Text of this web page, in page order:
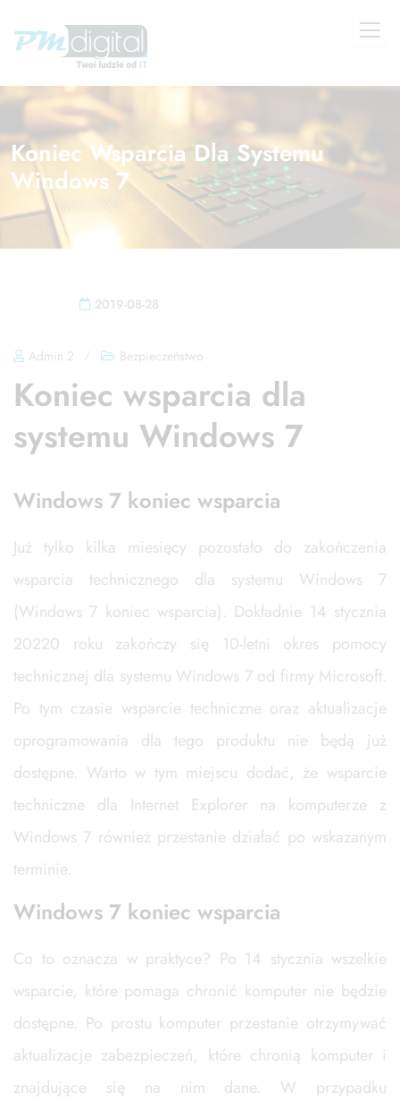
Koniec Wsparcia Dla Systemu
Windows 7
2019-08-28
Admin 2 / Bezpieczeństwo
Koniec wsparcia dla
systemu Windows 7
Windows 7 koniec wsparcia
Już tylko kilka miesięcy pozostało do zakończenia
wsparcia technicznego dla systemu Windows 7
(Windows 7 koniec wsparcia). Dokładnie 14 stycznia
20220 roku zakończy się 10-letni okres pomocy
technicznej dla systemu Windows 7 od firmy Microsoft.
Po tym czasie wsparcie techniczne oraz aktualizacje
oprogramowania dla tego produktu nie będą już
dostępne. Warto w tym miejscu dodać, że wsparcie
techniczne dla Internet Explorer na komputerze z
Windows 7 również przestanie działać po wskazanym
terminie.
Windows 7 koniec wsparcia
Co to oznacza w praktyce? Po 14 stycznia wszelkie
wsparcie, które pomaga chronić komputer nie będzie
dostępne. Po prostu komputer przestanie otrzymywać
aktualizacje zabezpieczeń, które chronią komputer i
znajdujące się na nim dane. W przypadku